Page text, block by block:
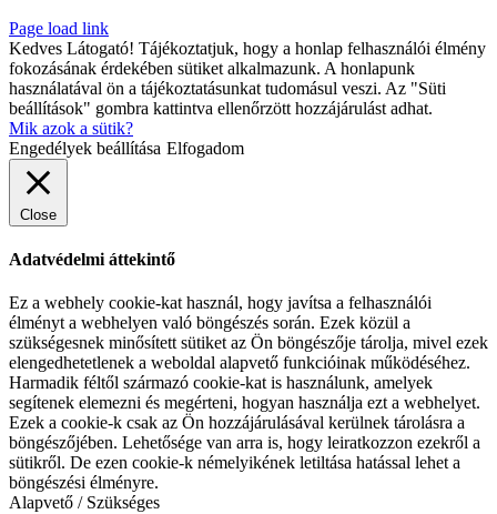
Page load link
Kedves Látogató! Tájékoztatjuk, hogy a honlap felhasználói élmény
fokozásának érdekében sütiket alkalmazunk. A honlapunk
használatával ön a tájékoztatásunkat tudomásul veszi. Az "Süti
beállítások" gombra kattintva ellenőrzött hozzájárulást adhat.
Mik azok a sütik?
Engedélyek beállítása Elfogadom
Close
Adatvédelmi áttekintő
Ez a webhely cookie-kat használ, hogy javítsa a felhasználói
élményt a webhelyen való böngészés során. Ezek közül a
szükségesnek minősített sütiket az Ön böngészője tárolja, mivel ezek
elengedhetetlenek a weboldal alapvető funkcióinak működéséhez.
Harmadik féltől származó cookie-kat is használunk, amelyek
segítenek elemezni és megérteni, hogyan használja ezt a webhelyet.
Ezek a cookie-k csak az Ön hozzájárulásával kerülnek tárolásra a
böngészőjében. Lehetősége van arra is, hogy leiratkozzon ezekről a
sütikről. De ezen cookie-k némelyikének letiltása hatással lehet a
böngészési élményre.
Alapvető / Szükséges